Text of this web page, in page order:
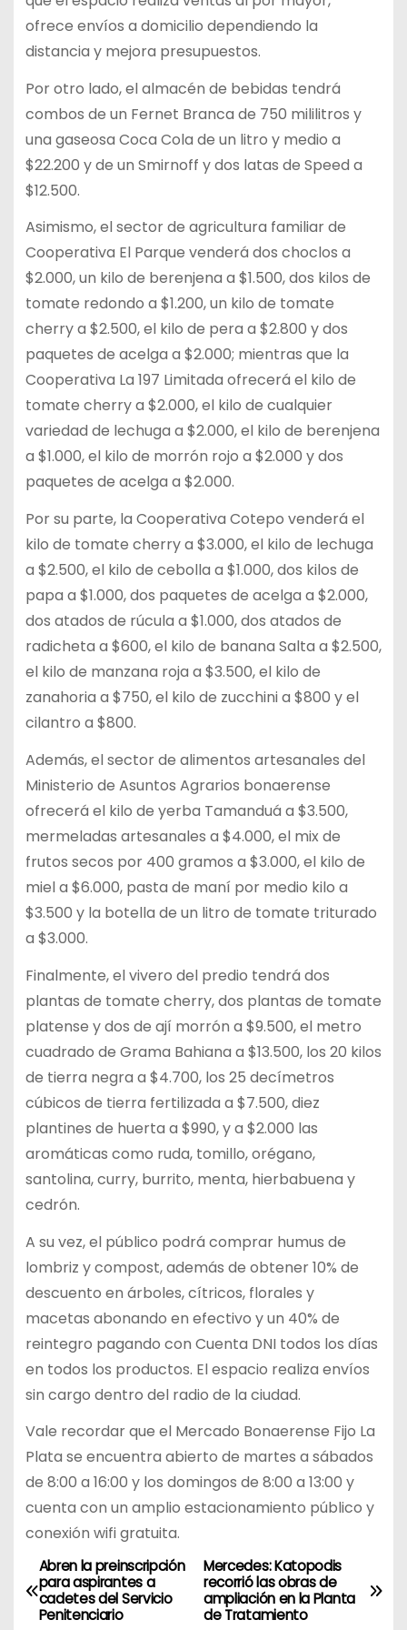
ofrece envíos a domicilio dependiendo la
distancia y mejora presupuestos.
Por otro lado, el almacén de bebidas tendrá
combos de un Fernet Branca de 750 mililitros y
una gaseosa Coca Cola de un litro y medio a
$22.200 y de un Smirnoff y dos latas de Speed a
$12.500.
Asimismo, el sector de agricultura familiar de
Cooperativa El Parque venderá dos choclos a
$2.000, un kilo de berenjena a $1.500, dos kilos de
tomate redondo a $1.200, un kilo de tomate
cherry a $2.500, el kilo de pera a $2.800 y dos
paquetes de acelga a $2.000; mientras que la
Cooperativa La 197 Limitada ofrecerá el kilo de
tomate cherry a $2.000, el kilo de cualquier
variedad de lechuga a $2.000, el kilo de berenjena
a $1.000, el kilo de morrón rojo a $2.000 y dos
paquetes de acelga a $2.000.
Por su parte, la Cooperativa Cotepo venderá el
kilo de tomate cherry a $3.000, el kilo de lechuga
a $2.500, el kilo de cebolla a $1.000, dos kilos de
papa a $1.000, dos paquetes de acelga a $2.000,
dos atados de rúcula a $1.000, dos atados de
radicheta a $600, el kilo de banana Salta a $2.500,
el kilo de manzana roja a $3.500, el kilo de
zanahoria a $750, el kilo de zucchini a $800 y el
cilantro a $800.
Además, el sector de alimentos artesanales del
Ministerio de Asuntos Agrarios bonaerense
ofrecerá el kilo de yerba Tamanduá a $3.500,
mermeladas artesanales a $4.000, el mix de
frutos secos por 400 gramos a $3.000, el kilo de
miel a $6.000, pasta de maní por medio kilo a
$3.500 y la botella de un litro de tomate triturado
a $3.000.
Finalmente, el vivero del predio tendrá dos
plantas de tomate cherry, dos plantas de tomate
platense y dos de ají morrón a $9.500, el metro
cuadrado de Grama Bahiana a $13.500, los 20 kilos
de tierra negra a $4.700, los 25 decímetros
cúbicos de tierra fertilizada a $7.500, diez
plantines de huerta a $990, y a $2.000 las
aromáticas como ruda, tomillo, orégano,
santolina, curry, burrito, menta, hierbabuena y
cedrón.
A su vez, el público podrá comprar humus de
lombriz y compost, además de obtener 10% de
descuento en árboles, cítricos, florales y
macetas abonando en efectivo y un 40% de
reintegro pagando con Cuenta DNI todos los días
en todos los productos. El espacio realiza envíos
sin cargo dentro del radio de la ciudad.
Vale recordar que el Mercado Bonaerense Fijo La
Plata se encuentra abierto de martes a sábados
de 8:00 a 16:00 y los domingos de 8:00 a 13:00 y
cuenta con un amplio estacionamiento público y
conexión wifi gratuita.
N
a
Mercedes: Katopodis
recorrió las obras de
ampliación en la Planta
de Tratamiento
Abren la preinscripción
para aspirantes a
cadetes del Servicio
Penitenciario